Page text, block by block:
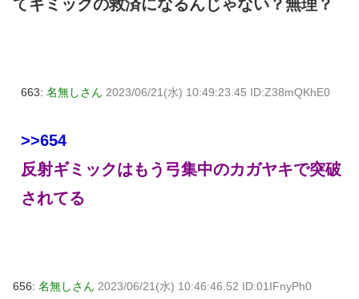
てギミックの救済になるんじゃない？無理？
663: 名無しさん 2023/06/21(水) 10:49:23.45 ID:Z38mQKhE0
>>654
反射ギミックはもう弓集中のカガヤキで突破
されてる
656: 名無しさん 2023/06/21(水) 10:46:46.52 ID:01IFnyPh0